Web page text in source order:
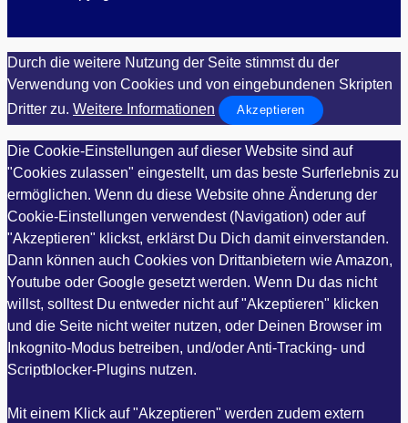
Durch die weitere Nutzung der Seite stimmst du der
Verwendung von Cookies und von eingebundenen Skripten
Dritter zu. Weitere Informationen Akzeptieren
Die Cookie-Einstellungen auf dieser Website sind auf
"Cookies zulassen" eingestellt, um das beste Surferlebnis zu
ermöglichen. Wenn du diese Website ohne Änderung der
Cookie-Einstellungen verwendest (Navigation) oder auf
"Akzeptieren" klickst, erklärst Du Dich damit einverstanden.
Dann können auch Cookies von Drittanbietern wie Amazon,
Youtube oder Google gesetzt werden. Wenn Du das nicht
willst, solltest Du entweder nicht auf "Akzeptieren" klicken
und die Seite nicht weiter nutzen, oder Deinen Browser im
Inkognito-Modus betreiben, und/oder Anti-Tracking- und
Scriptblocker-Plugins nutzen.
Mit einem Klick auf "Akzeptieren" werden zudem extern